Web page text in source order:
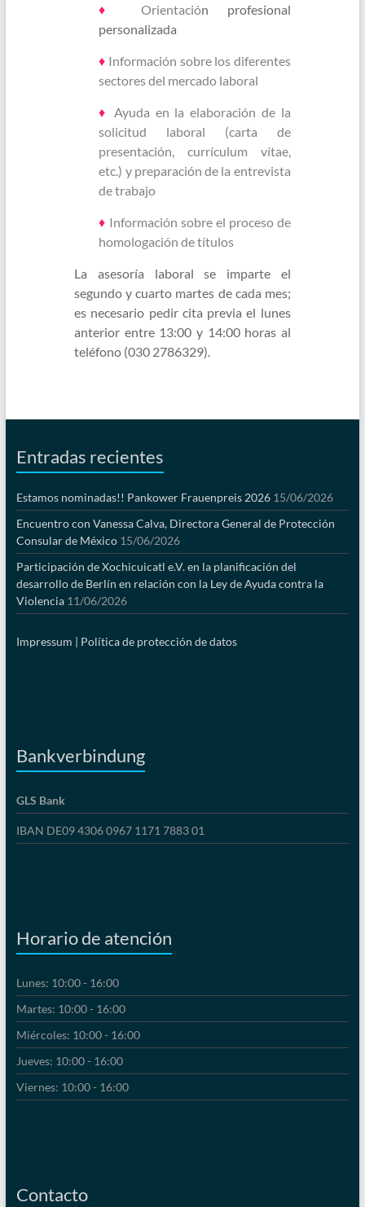
♦ Orientación profesional
personalizada
♦ Información sobre los diferentes
sectores del mercado laboral
♦ Ayuda en la elaboración de la
solicitud laboral (carta de
presentación, currículum vítae,
etc.) y preparación de la entrevista
de trabajo
♦ Información sobre el proceso de
homologación de títulos
La asesoría laboral se imparte el
segundo y cuarto martes de cada mes;
es necesario pedir cita previa el lunes
anterior entre 13:00 y 14:00 horas al
teléfono (030 2786329).
Entradas recientes
Estamos nominadas!! Pankower Frauenpreis 2026 15/06/2026
Encuentro con Vanessa Calva, Directora General de Protección
Consular de México 15/06/2026
Participación de Xochicuicatl e.V. en la planificación del
desarrollo de Berlín en relación con la Ley de Ayuda contra la
Violencia 11/06/2026
Impressum | Política de protección de datos
Bankverbindung
GLS Bank
IBAN DE09 4306 0967 1171 7883 01
Horario de atención
Lunes: 10:00 - 16:00
Martes: 10:00 - 16:00
Miércoles: 10:00 - 16:00
Jueves: 10:00 - 16:00
Viernes: 10:00 - 16:00
Contacto